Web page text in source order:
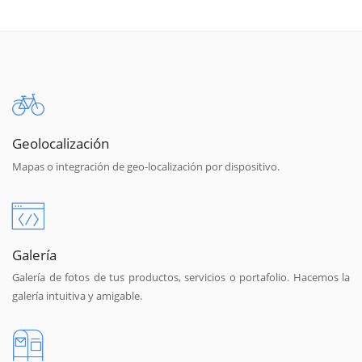
Geolocalización
Mapas o integración de geo-localización por dispositivo.
Galería
Galería de fotos de tus productos, servicios o portafolio. Hacemos la
galería intuitiva y amigable.